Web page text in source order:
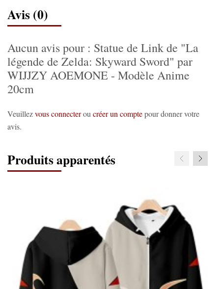
Avis (0)
Aucun avis pour : Statue de Link de "La
légende de Zelda: Skyward Sword" par
WIJJZY AOEMONE - Modèle Anime
20cm
Veuillezvous connecterou créer un comptepour donner votre
avis.
Produits apparentés